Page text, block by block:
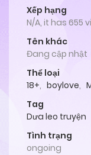
Xếp hạng
N/A, it has 655
Tên khác
Đang cập nhật
Thể loại
18+, boylove,
Tag
Dưa leo truyện
Tình trạng
ongoing